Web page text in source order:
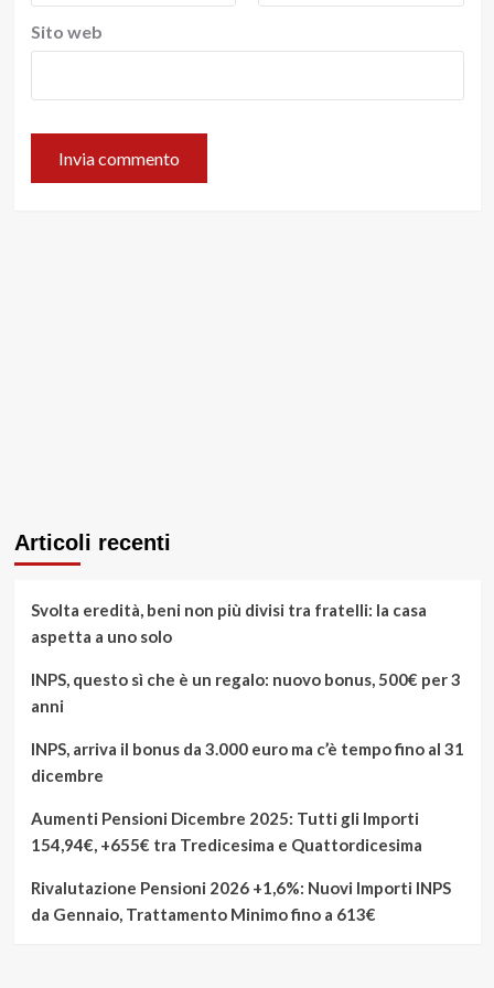
Sito web
Articoli recenti
Svolta eredità, beni non più divisi tra fratelli: la casa
aspetta a uno solo
INPS, questo sì che è un regalo: nuovo bonus, 500€ per 3
anni
INPS, arriva il bonus da 3.000 euro ma c’è tempo fino al 31
dicembre
Aumenti Pensioni Dicembre 2025: Tutti gli Importi
154,94€, +655€ tra Tredicesima e Quattordicesima
Rivalutazione Pensioni 2026 +1,6%: Nuovi Importi INPS
da Gennaio, Trattamento Minimo fino a 613€